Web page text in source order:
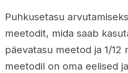
Puhkusetasu
meetodit, mida saab
päevatasu meetod ja 1/12
meetodil on oma eelised